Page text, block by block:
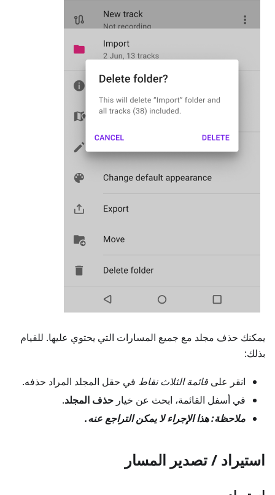
يمكنك حذف مجلد مع جميع المسارات التي يحتوي عليها. للقيام
بذلك:
انقر على قائمة الثلاث نقاط في حقل المجلد المراد حذفه.
في أسفل القائمة، ابحث عن خيار حذف المجلد.
ملاحظة: هذا الإجراء لا يمكن التراجع عنه.
استيراد / تصدير المسار